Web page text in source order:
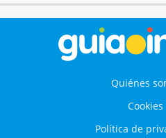
Quiénes
Cookies
Política de